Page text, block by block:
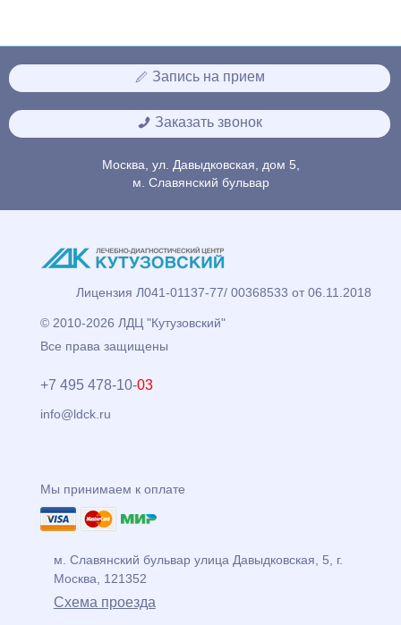
Запись на прием
Заказать звонок
Москва, ул. Давыдковская, дом 5,
м. Славянский бульвар
Лицензия Л041-01137-77/ 00368533 от 06.11.2018
© 2010-2026 ЛДЦ "Кутузовский"
Все права защищены
+7 495 478-10-03
info@ldck.ru
Мы принимаем к оплате
м. Славянский бульварулица Давыдковская, 5 , г.
Москва
121352
Схема проезда